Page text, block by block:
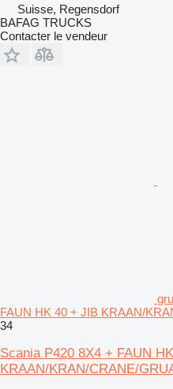
Suisse, Regensdorf
BAFAG TRUCKS
Contacter le vendeur
FAUN HK 40 + JIB KRAAN/
34
Scania P420 8X4 + FAUN
KRAAN/KRAN/CRANE/